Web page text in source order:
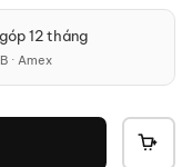
12 tháng
· Amex